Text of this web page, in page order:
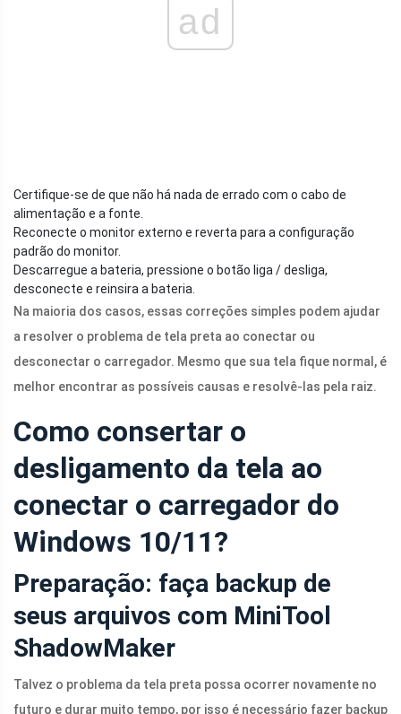
ad
Certifique-se de que não há nada de errado com o cabo de
alimentação e a fonte.
Reconecte o monitor externo e reverta para a configuração
padrão do monitor.
Descarregue a bateria, pressione o botão liga / desliga,
desconecte e reinsira a bateria.
Na maioria dos casos, essas correções simples podem ajudar
a resolver o problema de tela preta ao conectar ou
desconectar o carregador. Mesmo que sua tela fique normal, é
melhor encontrar as possíveis causas e resolvê-las pela raiz.
Como consertar o
desligamento da tela ao
conectar o carregador do
Windows 10/11?
Preparação: faça backup de
seus arquivos com MiniTool
ShadowMaker
Talvez o problema da tela preta possa ocorrer novamente no
futuro e durar muito tempo, por isso é necessário fazer backup